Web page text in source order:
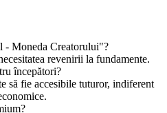
- Moneda Creatorului"?
revenirii la fundamente.
începători?
să fie accesibile tuturor, indiferent